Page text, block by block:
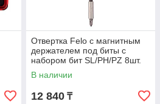
Отвертка Felo с магнитным
держателем под биты с
набором бит SL/PH/PZ 8шт.
37310805
В наличии
12 840 ₸